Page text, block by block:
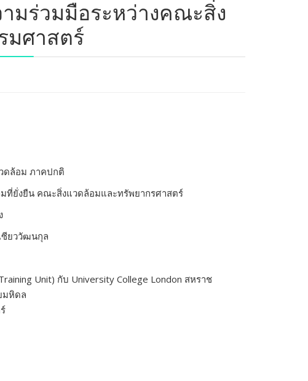
มร่วมมือระหว่างคณะสิ่ง
มศาสตร์
ดล้อม ภาคปกติ
ที่ยั่งยืน คณะสิ่งแวดล้อมและทรัพยากรศาสตร์
ซียววัฒนกุล
Unit) กับ University College London สหราช
มหิดล